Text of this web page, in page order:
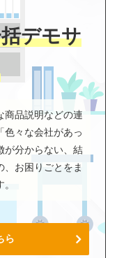
デモサ
商品説明などの連
色々な会社があっ
が分からない、結
、お困りごとをま
ら